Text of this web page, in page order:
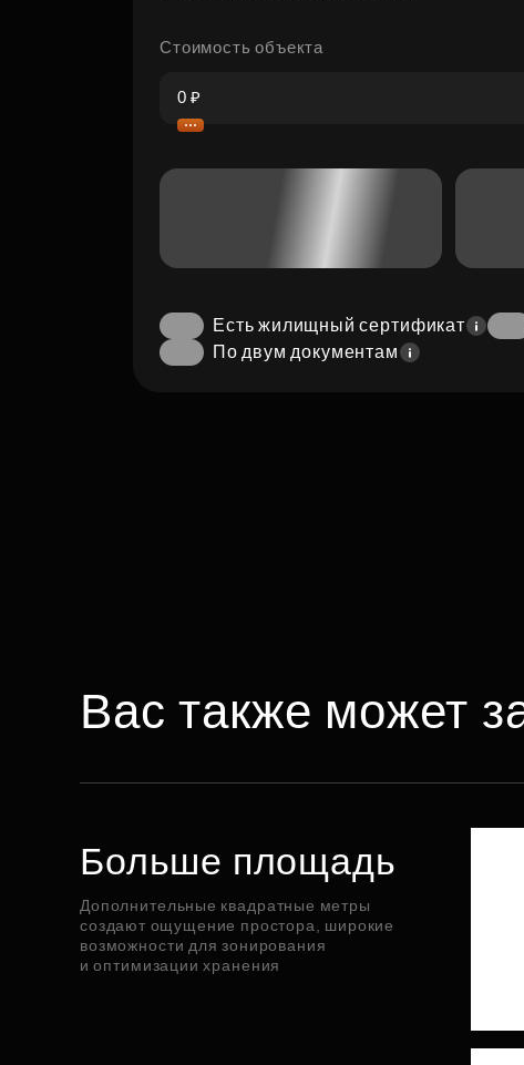
Стоимость объекта
Есть жилищный сертификат
По двум документам
Вас также может
Больше площадь
Дополнительные квадратные метры
создают ощущение простора, широкие
возможности для зонирования
и оптимизации хранения